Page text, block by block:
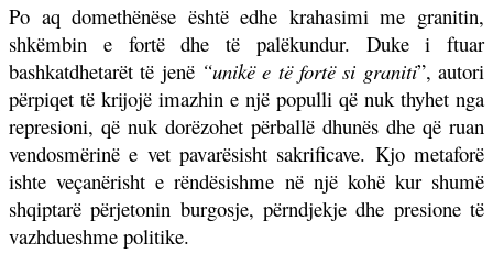
Po aq domethënëse është edhe krahasimi me granitin,
shkëmbin e fortë dhe të palëkundur. Duke i ftuar
bashkatdhetarët të jenë “unikë e të fortë si graniti”, autori
përpiqet të krijojë imazhin e një populli që nuk thyhet nga
represioni, që nuk dorëzohet përballë dhunës dhe që ruan
vendosmërinë e vet pavarësisht sakrificave. Kjo metaforë
ishte veçanërisht e rëndësishme në një kohë kur shumë
shqiptarë përjetonin burgosje, përndjekje dhe presione të
vazhdueshme politike.